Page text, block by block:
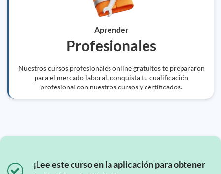
Aprender
Profesionales
Nuestros cursos profesionales online gratuitos te prepararon
para el mercado laboral, conquista tu cualificación
profesional con nuestros cursos y certificados.
¡Lee este curso en la aplicación para obtener